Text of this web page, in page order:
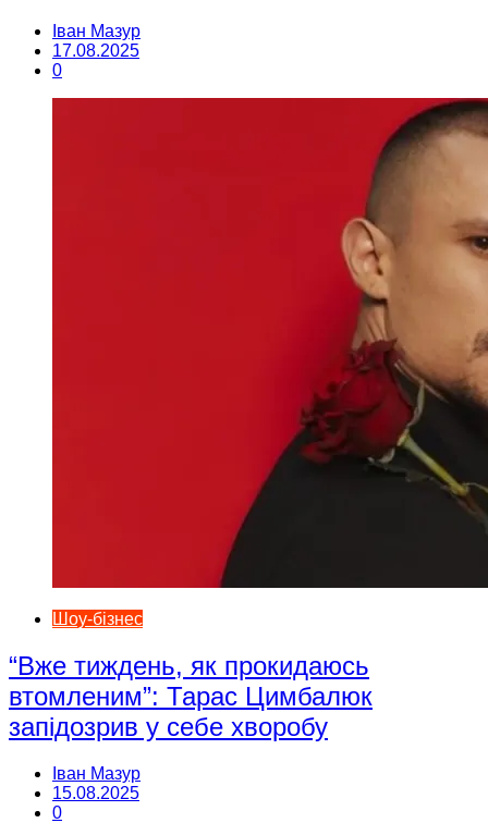
Іван Мазур
17.08.2025
0
Шоу-бізнес
“Вже тиждень, як прокидаюсь
втомленим”: Тарас Цимбалюк
запідозрив у себе хворобу
Іван Мазур
15.08.2025
0